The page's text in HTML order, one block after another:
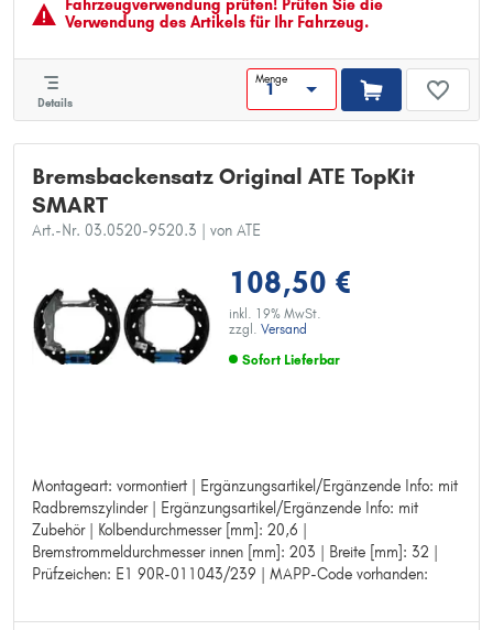
Fahrzeugver­wendung prüfen! Prüfen Sie die
Verwendung des Artikels für Ihr Fahrzeug.
Details
Menge
Bremsbackensatz Original ATE TopKit
SMART
Art.-Nr. 03.0520-9520.3 | von ATE
108,50 €
inkl. 19% MwSt.
zzgl. Versand
Sofort Lieferbar
Montageart: vormontiert | Ergänzungsartikel/Ergänzende Info: mit
Radbremszylinder | Ergänzungsartikel/Ergänzende Info: mit
Zubehör | Kolbendurchmesser [mm]: 20,6 |
Bremstrommeldurchmesser innen [mm]: 203 | Breite [mm]: 32 |
Prüfzeichen: E1 90R-011043/239 | MAPP-Code vorhanden:
Montageart: vormontiert
Ergänzungsartikel/Ergänzende Info: mit Radbremszylinder
Ergänzungsartikel/Ergänzende Info: mit Zubehör
Kolbendurchmesser [mm]: 20,6
Bremstrommeldurchmesser innen [mm]: 203
Prüfzeichen: E1 90R-011043/239